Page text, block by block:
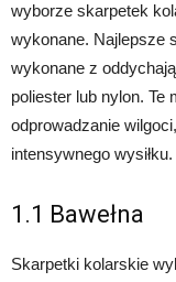
wyborze skarpetek
wykonane. Najlepsze
wykonane z
poliester lub nylon. Te
odprowadzanie
intensywnego wysiłku.
1.1 Bawełna
Skarpetki kolarskie